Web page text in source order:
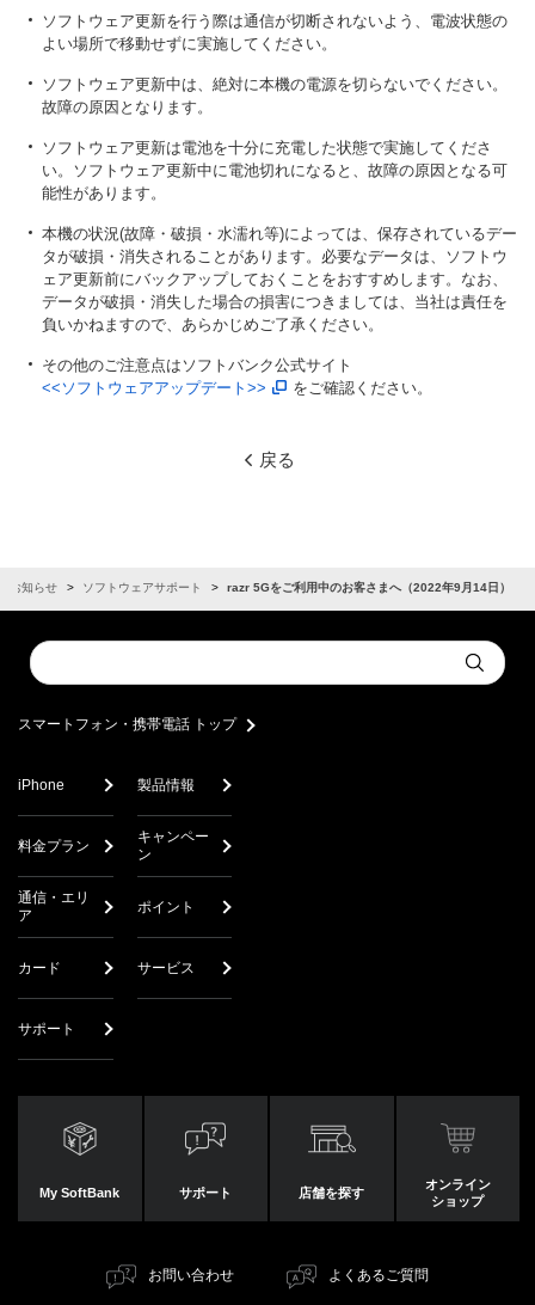
ソフトウェア更新を行う際は通信が切断されないよう、電波状態の
よい場所で移動せずに実施してください。
ソフトウェア更新中は、絶対に本機の電源を切らないでください。
故障の原因となります。
ソフトウェア更新は電池を十分に充電した状態で実施してくださ
い。ソフトウェア更新中に電池切れになると、故障の原因となる可
能性があります。
本機の状況(故障・破損・水濡れ等)によっては、保存されているデー
タが破損・消失されることがあります。必要なデータは、ソフトウ
ェア更新前にバックアップしておくことをおすすめします。なお、
データが破損・消失した場合の損害につきましては、当社は責任を
負いかねますので、あらかじめご了承ください。
その他のご注意点はソフトバンク公式サイト
<<ソフトウェアアップデート>>
をご確認ください。
戻る
お知らせ ソフトウェアサポート razr 5Gをご利用中のお客さまへ（2022年9月14日）
Conduct
a
Submit
スマートフォン・携帯電話 トップ
iPhone 製品情報
料金プラン
キャンペー
ン
通信・エリ
ア
ポイント
カード サービス
サポート
My SoftBank サポート 店舗を探す
オンライン
ショップ
お問い合わせ よくあるご質問